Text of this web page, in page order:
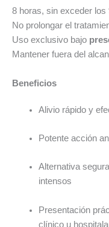
8 horas, sin exceder los
No prolongar el
Uso exclusivo bajo
Mantener fuera del
Beneficios
Alivio rápido y
Potente acción
Alternativa
intensos
Presentación
clínico u